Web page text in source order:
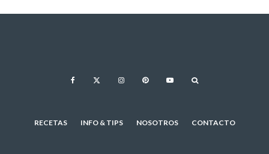
RECETAS INFO & TIPS NOSOTROS CONTACTO